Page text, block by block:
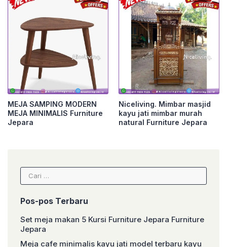
MEJA SAMPING MODERN
MEJA MINIMALIS Furniture
Jepara
Niceliving. Mimbar masjid
kayu jati mimbar murah
natural Furniture Jepara
Cari
untuk:
Pos-pos Terbaru
Set meja makan 5 Kursi Furniture Jepara Furniture
Jepara
Meja cafe minimalis kayu jati model terbaru kayu